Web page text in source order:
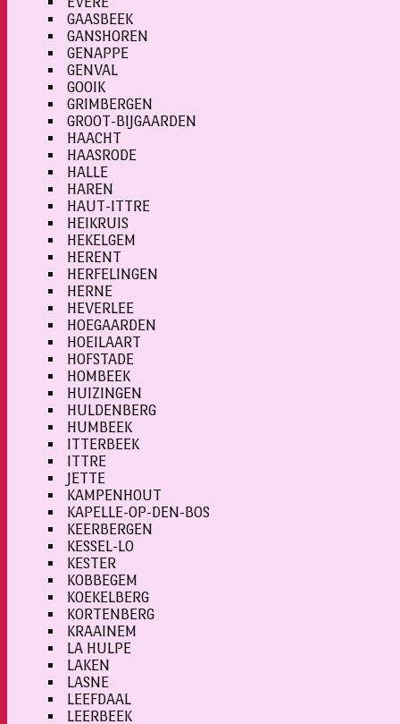
GAASBEEK
GANSHOREN
GENAPPE
GENVAL
GOOIK
GRIMBERGEN
GROOT-BIJGAARDEN
HAACHT
HAASRODE
HALLE
HAREN
HAUT-ITTRE
HEIKRUIS
HEKELGEM
HERENT
HERFELINGEN
HERNE
HEVERLEE
HOEGAARDEN
HOEILAART
HOFSTADE
HOMBEEK
HUIZINGEN
HULDENBERG
HUMBEEK
ITTERBEEK
ITTRE
JETTE
KAMPENHOUT
KAPELLE-OP-DEN-BOS
KEERBERGEN
KESSEL-LO
KESTER
KOBBEGEM
KOEKELBERG
KORTENBERG
KRAAINEM
LA HULPE
LAKEN
LASNE
LEEFDAAL
LEERBEEK